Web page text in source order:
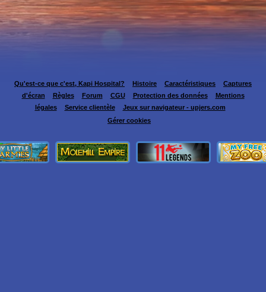
Qu'est-ce que c'est, Kapi Hospital? Histoire Caractéristiques
Captures
d'écran
Règles Forum CGU Protection des données
Mentions
légales
Service clientèle
Jeux sur navigateur - upjers.com
Gérer cookies